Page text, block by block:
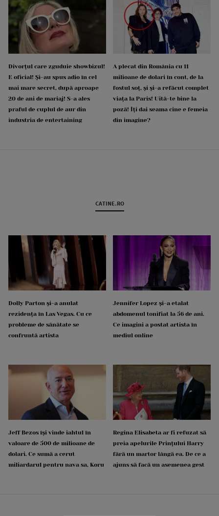
Divorțul care zguduie showbizul!
E oficial! Și-au spus adio în cel
mai mare secret, după aproape
20 de ani de mariaj! S-a ales
praful de cuplul de aur din
industria de entertaining
A plecat din România cu 11
milioane de dolari în cont, de la
fostul soț, și și-a refăcut complet
viața la Paris! Uită-te bine la
poză! Îți dai seama cine e femeia
din imagine?
CATINE.RO
Dolly Parton și-a anulat
rezidența în Las Vegas. Cu ce
probleme de sănătate se
confruntă artista
Jennifer Lopez și-a etalat
abdomenul tonifiat la 56 de ani.
Ce imagini a postat artista în
mediul online
Jeff Bezos își vinde iahtul în
valoare de 500 de milioane de
dolari. Ce sumă a cerut
miliardarul pentru nava sa, Koru
Regina Elisabeta ar fi refuzat să
preia apelurile Prințului Harry
fără un martor lângă ea. De ce a
ajuns să facă un asemenea gest